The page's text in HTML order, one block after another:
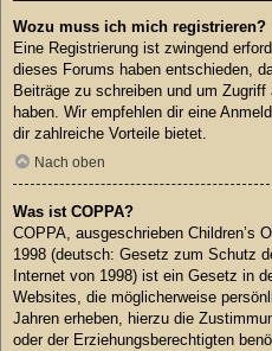
Wozu muss ich mich registrieren?
Eine Registrierung ist zwingend
dieses Forums haben entschieden,
Beiträge zu schreiben und um
haben. Wir empfehlen dir eine
dir zahlreiche Vorteile bietet.
Nach oben
Was ist COPPA?
COPPA, ausgeschrieben Children’s
1998 (deutsch: Gesetz zum Schutz
Internet von 1998) ist ein Gesetz in
Websites, die möglicherweise
Jahren erheben, hierzu die
oder der Erziehungsberechtigten